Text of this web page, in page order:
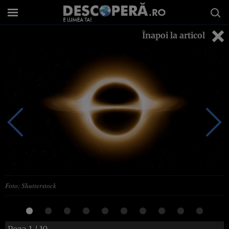
Înapoi la articol
Foto: Shutterstock